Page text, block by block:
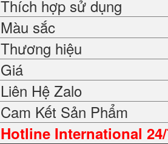
Thích hợp sử dụng
Màu sắc
Thương hiệu
Giá
Liên Hệ Zalo
Cam Kết Sản Phẩm
Hotline International